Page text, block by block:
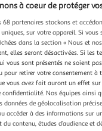
à coeur de protéger
68 partenaires stockons et
sur votre appareil. Si vous
dans la section « Nous et
elles seront désactivées. Si les
vous sont présentés ne soient
pour retirer votre consentement à
vous avez fait auront un effet
Nos équipes ainsi
données de géolocalisation
accéder à des informations sur
contenu, études d’audience et